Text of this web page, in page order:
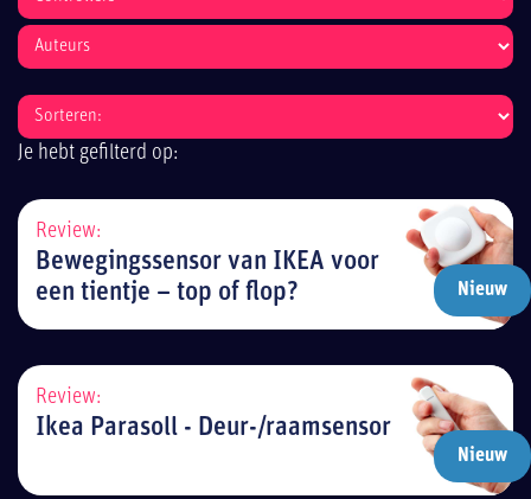
Je hebt gefilterd op:
Nieuw
Review:
Bewegingssensor van IKEA voor
een tientje – top of flop?
Nieuw
Review:
Ikea Parasoll - Deur-/raamsensor